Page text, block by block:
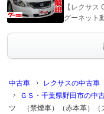
【レクサ
グーネット
中古車 レクサスの中古車
ＧＳ・千葉県野田市の中
ツ （禁煙車）（赤本革）（